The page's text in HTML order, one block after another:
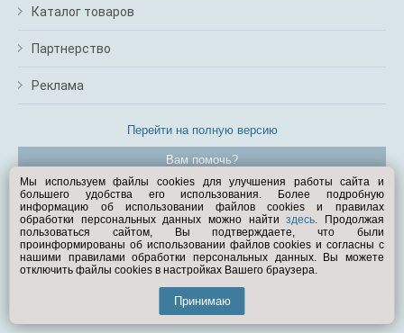
Каталог товаров
Партнерство
Реклама
Перейти на полную версию
Вам помочь?
© Exist.ru 1998—2026
Мы используем файлы cookies для улучшения работы сайта и
большего удобства его использования. Более подробную
информацию об использовании файлов cookies и правилах
обработки персональных данных можно найтиздесь. Продолжая
пользоваться сайтом, Вы подтверждаете, что были
проинформированы об использовании файлов cookies и согласны с
нашими правилами обработки персональных данных. Вы можете
отключить файлы cookies в настройках Вашего браузера.
Принимаю